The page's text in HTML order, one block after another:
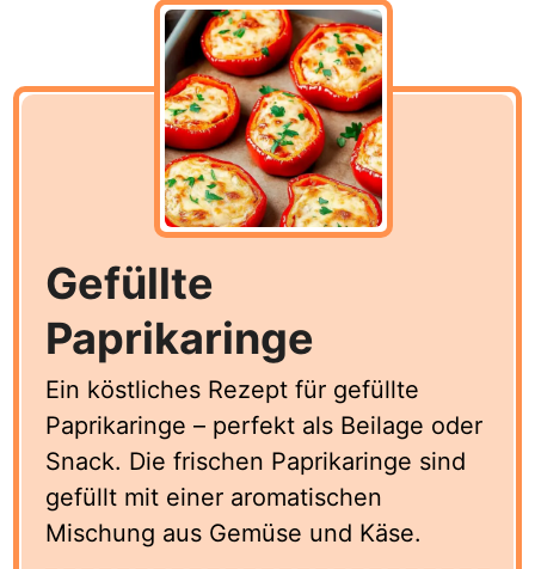
Gefüllte
Paprikaringe
Ein köstliches Rezept für gefüllte
Paprikaringe – perfekt als Beilage oder
Snack. Die frischen Paprikaringe sind
gefüllt mit einer aromatischen
Mischung aus Gemüse und Käse.